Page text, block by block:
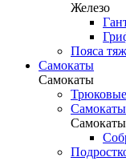
Железо
Пояса
Самокаты
Самокаты